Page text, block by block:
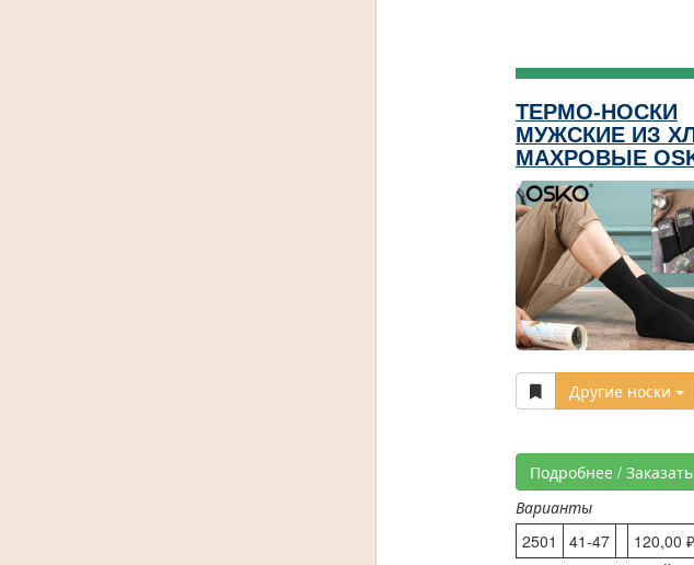
ТЕРМО-НОСКИ
МУЖСКИЕ ИЗ
МАХРОВЫЕ
Другие носки
Подробнее / Заказать
Варианты
2501
41-47
120,00 ₽